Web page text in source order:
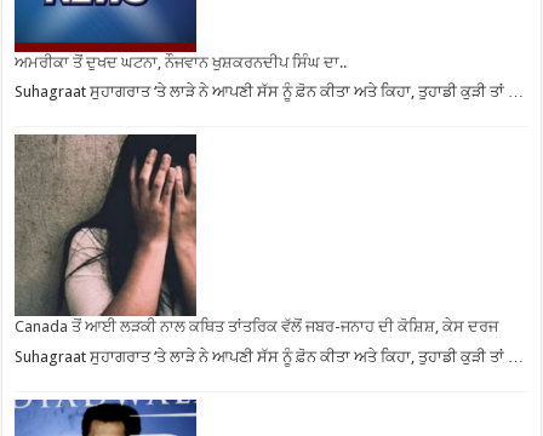
ਅਮਰੀਕਾ ਤੋਂ ਦੁਖਦ ਘਟਨਾ, ਨੌਜਵਾਨ ਖੁਸ਼ਕਰਨਦੀਪ ਸਿੰਘ ਦਾ..
Suhagraat ਸੁਹਾਗਰਾਤ ‘ਤੇ ਲਾੜੇ ਨੇ ਆਪਣੀ ਸੱਸ ਨੂੰ ਫ਼ੋਨ ਕੀਤਾ ਅਤੇ ਕਿਹਾ, ਤੁਹਾਡੀ ਕੁੜੀ ਤਾਂ …
Canada ਤੋਂ ਆਈ ਲੜਕੀ ਨਾਲ ਕਥਿਤ ਤਾਂਤਰਿਕ ਵੱਲੋਂ ਜਬਰ-ਜਨਾਹ ਦੀ ਕੋਸ਼ਿਸ਼, ਕੇਸ ਦਰਜ
Suhagraat ਸੁਹਾਗਰਾਤ ‘ਤੇ ਲਾੜੇ ਨੇ ਆਪਣੀ ਸੱਸ ਨੂੰ ਫ਼ੋਨ ਕੀਤਾ ਅਤੇ ਕਿਹਾ, ਤੁਹਾਡੀ ਕੁੜੀ ਤਾਂ …